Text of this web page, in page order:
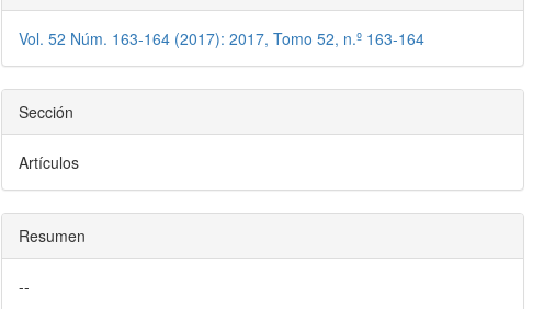
Vol. 52 Núm. 163-164 (2017): 2017, Tomo 52, n.º 163-164
Sección
Artículos
Resumen
--